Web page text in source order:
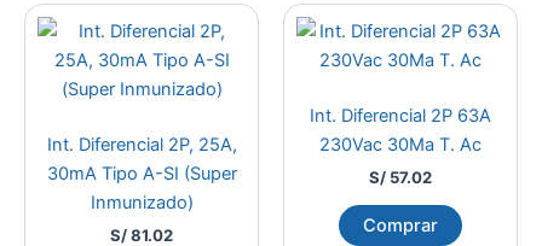
Int. Diferencial 2P, 25A,
30mA Tipo A-SI (Super
Inmunizado)
S/81.02
Int. Diferencial 2P 63A
230Vac 30Ma T. Ac
S/ 57.02
Comprar